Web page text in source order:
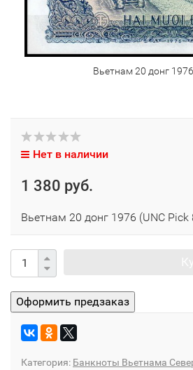
Вьетнам 20 донг
Нет в наличии
1 380 руб.
Вьетнам 20 донг 1976 (UNC Pick
Категория: Банкноты Вьетнама